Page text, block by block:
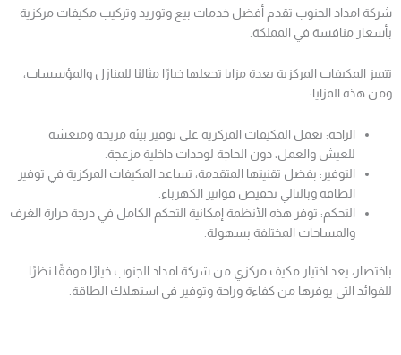
شركة امداد الجنوب تقدم أفضل خدمات بيع وتوريد وتركيب مكيفات مركزية
بأسعار منافسة في المملكة.
تتميز المكيفات المركزية بعدة مزايا تجعلها خيارًا مثاليًا للمنازل والمؤسسات،
ومن هذه المزايا:
الراحة: تعمل المكيفات المركزية على توفير بيئة مريحة ومنعشة
للعيش والعمل، دون الحاجة لوحدات داخلية مزعجة.
التوفير: بفضل تقنيتها المتقدمة، تساعد المكيفات المركزية في توفير
الطاقة وبالتالي تخفيض فواتير الكهرباء.
التحكم: توفر هذه الأنظمة إمكانية التحكم الكامل في درجة حرارة الغرف
والمساحات المختلفة بسهولة.
باختصار، يعد اختيار مكيف مركزي من شركة امداد الجنوب خيارًا موفقًا نظرًا
للفوائد التي يوفرها من كفاءة وراحة وتوفير في استهلاك الطاقة.